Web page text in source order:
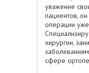
уважение
пациентов,
операции
хирургии,
сфере